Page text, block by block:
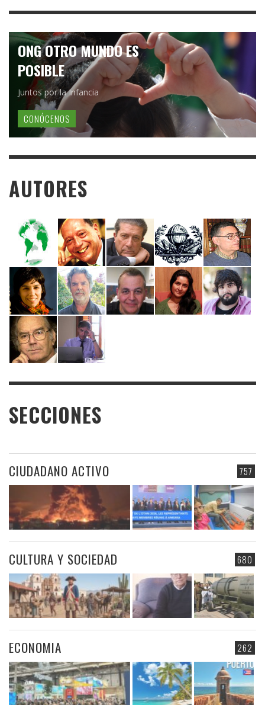
ONG OTRO MUNDO ES
POSIBLE
Juntos por la Infancia
CONÓCENOS
AUTORES
SECCIONES
757
CIUDADANO ACTIVO
680
CULTURA Y SOCIEDAD
262
ECONOMIA